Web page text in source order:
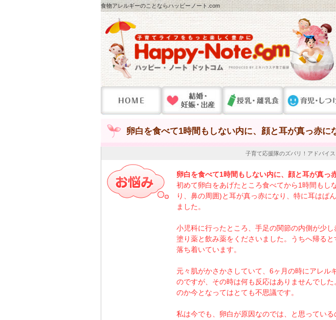
食物アレルギーのことならハッピーノート.com
卵白を食べて1時間もしない内に、顔と耳が真っ赤に
子育て応援隊のズバリ！アドバイス
卵白を食べて1時間もしない内に、顔と耳が真っ
初めて卵白をあげたところ食べてから1時間もし
り、鼻の周囲)と耳が真っ赤になり、特に耳はぱ
ました。
小児科に行ったところ、手足の関節の内側が少し
塗り薬と飲み薬をくださいました。うちへ帰る
落ち着いています。
元々肌がかさかさしていて、6ヶ月の時にアレル
のですが、その時は何も反応はありませんでし
のか今となってはとても不思議です。
私は今でも、卵白が原因なのでは、と思ってい